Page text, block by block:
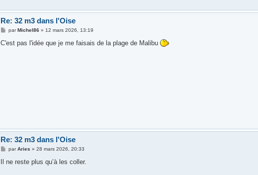
Re: 32 m3 dans l'Oise
M
s
parMichel86 » 12 mars 2026, 13:19
C'est pas l'idée que je me faisais de la plage de Malibu
Re: 32 m3 dans l'Oise
M
s
parAries »28 mars 2026, 20:33
Il ne reste plus qu’à les coller.